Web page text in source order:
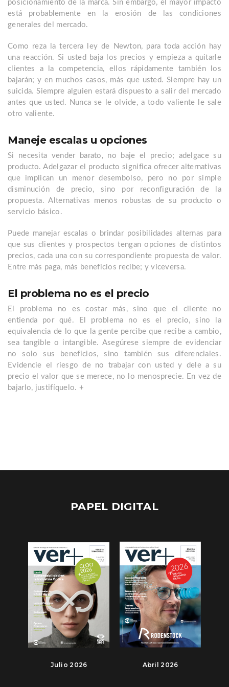
posicionamiento de la marca. Sin embargo, el mayor impacto
está probablemente en la erosión de las condiciones
generales del mercado.
Como reza la tercera ley de Newton, para toda acción hay
una reacción. Si usted baja los precios y empieza a quitarle
clientes a la competencia, ellos rápidamente también los
bajarán; y en muchos casos, más que usted. Siempre hay un
suicida. Siempre alguien estará dispuesto a salir del mercado
antes que usted. Nunca se le olvide, a todo valiente le sale
otro valiente.
Maneje escalas u opciones
Si necesita vender barato, no baje el precio; adelgace su
producto. Adelgazar el producto significa ofrecer alternativas
que implican un menor desembolso, pero no por simple
disminución de precio, sino por reconfiguración de la
propuesta. Alternativas menos robustas de su producto o
servicio básico.
Puede manejar escalas o brindar posibilidades alternas para
que sus clientes y prospectos tengan opciones de distintos
precios, cada una con su correspondiente propuesta de valor.
Entre más paga, más beneficios recibe; y viceversa.
El problema no es el precio
El problema no es costar más, sino que el cliente no
entienda por qué. El problema no es el precio, sino la
equivalencia de lo que la gente percibe que recibe a cambio,
sea tangible o intangible. Asegúrese siempre de evidenciar
no solo sus beneficios, sino también sus diferenciales.
Evidencie el riesgo de no trabajar con usted y dele a su
precio el valor que se merece, no lo menosprecie. En vez de
bajarlo, justifíquelo. +
PAPEL DIGITAL
Julio 2026 Abril 2026